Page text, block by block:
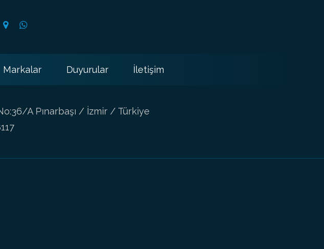
Markalar Duyurular İletişim
A Pınarbaşı / İzmir / Türkiye